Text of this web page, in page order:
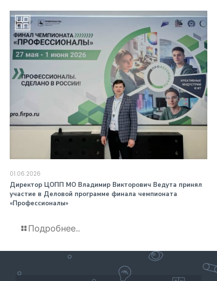
01.06.2026
️Директор ЦОПП МО Владимир Викторович Ведута принял
участие в Деловой программе финала чемпионата
«Профессионалы»
Подробнее...